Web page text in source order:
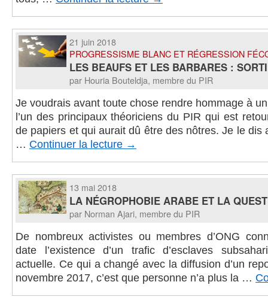
21 juin 2018
PROGRESSISME BLANC ET RÉGRESSION
LES BEAUFS ET LES BARBARES :
par Houria Bouteldja, membre du PIR
Je voudrais avant toute chose rendre hommage à
l’un des principaux théoriciens du PIR qui est
de papiers et qui aurait dû être des nôtres. Je le dis
… Continuer la lecture →
13 mai 2018
LA NÉGROPHOBIE ARABE ET LA
par Norman Ajari, membre du PIR
De nombreux activistes ou membres d’ONG
date l’existence d’un trafic d’esclaves
actuelle. Ce qui a changé avec la diffusion d’un
novembre 2017, c’est que personne n’a plus la …